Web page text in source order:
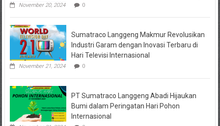
Pihak
Dipanggil
November 20, 2024 0
Sumatraco Langgeng Makmur Revolusikan
Industri Garam dengan Inovasi Terbaru di
Hari Televisi Internasional
November 21, 2024 0
PT Sumatraco Langgeng Abadi Hijaukan
Bumi dalam Peringatan Hari Pohon
Internasional